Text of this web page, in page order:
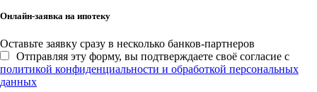
Онлайн-заявка на ипотеку
Оставьте заявку сразу в несколько банков-партнеров
Отправляя эту форму, вы подтверждаете своё согласие с
политикой конфиденциальности и обработкой персональных
данных